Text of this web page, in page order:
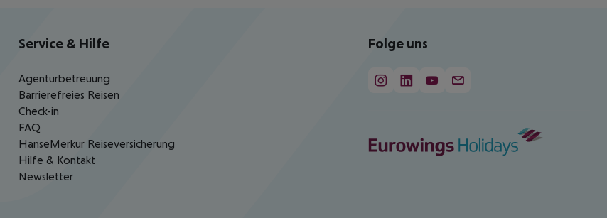
Service & Hilfe
Agenturbetreuung
Barrierefreies Reisen
Check-in
FAQ
HanseMerkur Reiseversicherung
Hilfe & Kontakt
Newsletter
Folge uns